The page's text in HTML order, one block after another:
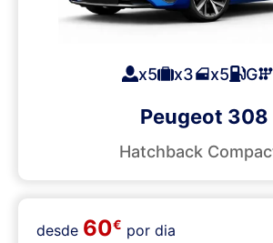
x5 x3 x5 G
Peugeot 308
Hatchback
desde 60€ por dia